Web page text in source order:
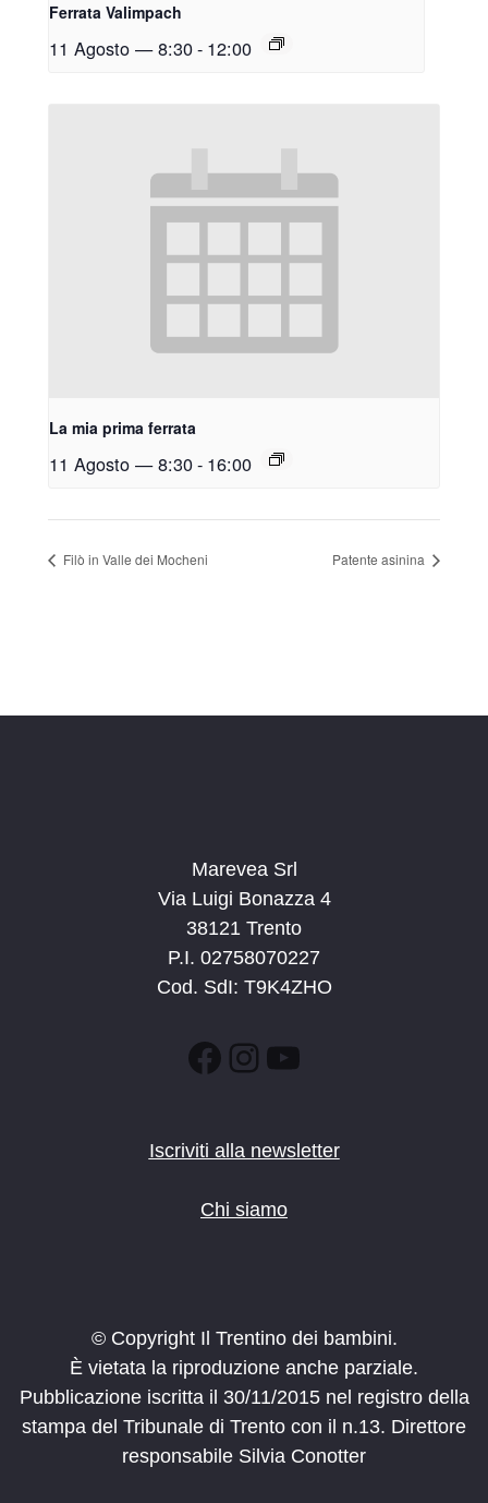
Ferrata Valimpach
11 Agosto — 8:30- 12:00
La mia prima ferrata
11 Agosto — 8:30- 16:00
Filò in Valle dei Mocheni Patente asinina
Marevea Srl
Via Luigi Bonazza 4
38121 Trento
P.I. 02758070227
Cod. SdI: T9K4ZHO
Facebook
Instagram
YouTube
Iscriviti alla newsletter
Chi siamo
© Copyright Il Trentino dei bambini.
È vietata la riproduzione anche parziale.
Pubblicazione iscritta il 30/11/2015 nel registro della
stampa del Tribunale di Trento con il n.13. Direttore
responsabile Silvia Conotter